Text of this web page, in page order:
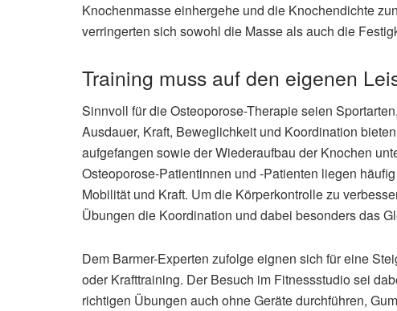
Knochenmasse einhergehe und die Knochendichte
verringerten sich sowohl die Masse als auch die
Training muss auf den eigenen
Sinnvoll für die Osteoporose-Therapie seien
Ausdauer, Kraft, Beweglichkeit und Koordination
aufgefangen sowie der Wiederaufbau der Knochen
Osteoporose-Patientinnen und -Patienten liegen
Mobilität und Kraft. Um die Körperkontrolle zu
Übungen die Koordination und dabei besonders das
Dem Barmer-Experten zufolge eignen sich für eine
oder Krafttraining. Der Besuch im Fitnessstudio sei
richtigen Übungen auch ohne Geräte durchführen,